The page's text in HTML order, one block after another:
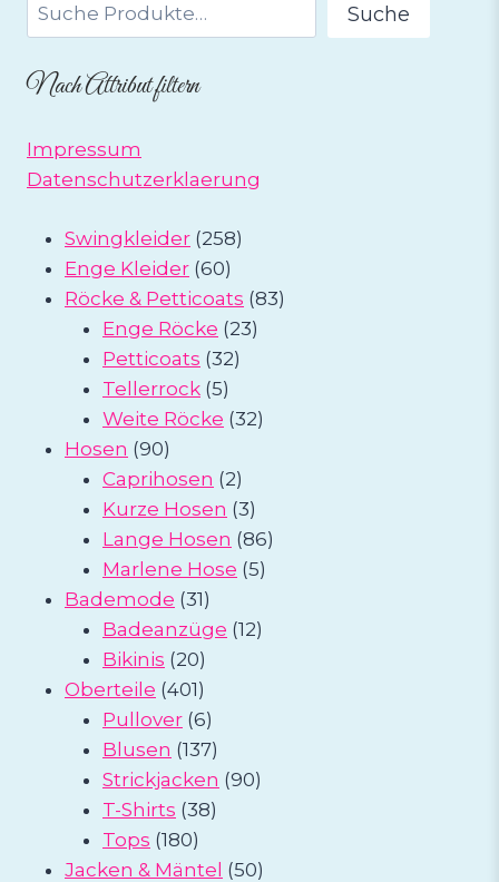
Suche
Nach Attribut filtern
Impressum
Datenschutzerklaerung
Swingkleider 258258
Enge Kleider 6060
Produkte
Röcke & Petticoats 8383
Enge Röcke 2323
Petticoats 3232
Tellerrock 55
Produkte
Weite Röcke 3232
Hosen 9090
Produkte
Caprihosen 22
Produkte
Kurze Hosen 33
Produkte
Lange Hosen 8686
Marlene Hose 55
Bademode 3131
Produkte
Badeanzüge 1212
Bikinis 2020
Produkte
Oberteile 401401
Produkte
Pullover 66
Produkte
Blusen 137137
Produkte
Strickjacken 9090
T-Shirts 3838
Tops 180180
Produkte
Jacken & Mäntel 5050